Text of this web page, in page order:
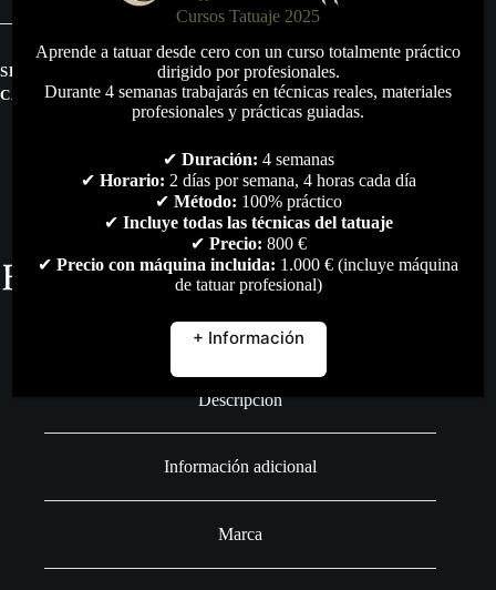
SKU:
CATEGORÍAS:MAQUINAS ROTATIVAS,TODO
Descripción
Información adicional
Marca
Cursos Tatuaje 2025
Aprende a tatuar desde cero con un curso totalmente práctico
dirigido por profesionales.
Durante 4 semanas trabajarás en técnicas reales, materiales
profesionales y prácticas guiadas.
✔ Duración: 4 semanas
✔ Horario: 2 días por semana, 4 horas cada día
✔ Método: 100% práctico
✔ Incluye todas las técnicas del tatuaje
✔ Precio: 800 €
✔ Precio con máquina incluida: 1.000 € (incluye máquina
de tatuar profesional)
+ Información